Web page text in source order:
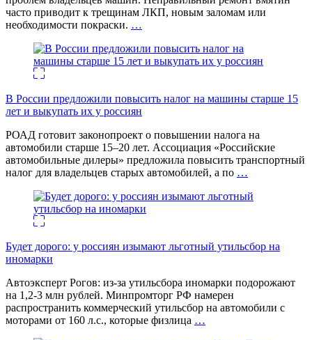
часто приводит к трещинам ЛКП, новым заломам или
необходимости покраски. …
В России предложили повысить налог на машины старше 15
лет и выкупать их у россиян
РОАД готовит законопроект о повышении налога на
автомобили старше 15–20 лет. Ассоциация «Российские
автомобильные дилеры» предложила повысить транспортный
налог для владельцев старых автомобилей, а по …
Будет дорого: у россиян изымают льготный утильсбор на
иномарки
Автоэксперт Рогов: из-за утильсбора иномарки подорожают
на 1,2-3 млн рублей. Минпромторг РФ намерен
распространить коммерческий утильсбор на автомобили с
моторами от 160 л.с., которые физлица …